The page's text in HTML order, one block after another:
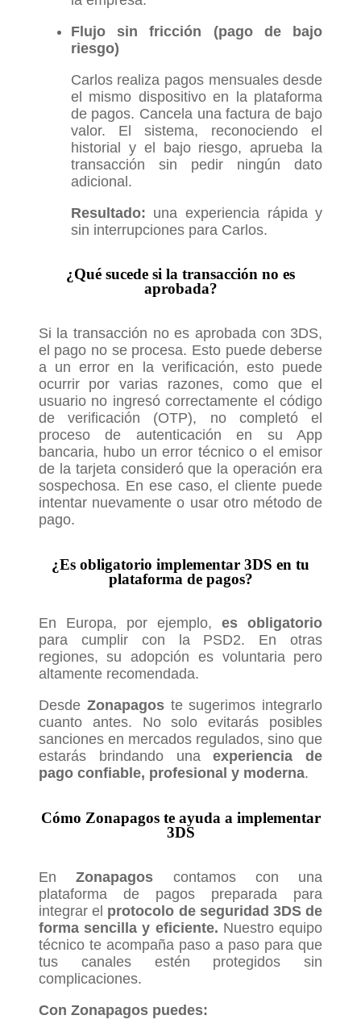
Flujo sin fricción (pago de bajo
riesgo)
Carlos realiza pagos mensuales desde
el mismo dispositivo en la plataforma
de pagos. Cancela una factura de bajo
valor. El sistema, reconociendo el
historial y el bajo riesgo, aprueba la
transacción sin pedir ningún dato
adicional.
Resultado: una experiencia rápida y
sin interrupciones para Carlos.
¿Qué sucede si la transacción no es
aprobada?
Si la transacción no es aprobada con 3DS,
el pago no se procesa. Esto puede deberse
a un error en la verificación, esto puede
ocurrir por varias razones, como que el
usuario no ingresó correctamente el código
de verificación (OTP), no completó el
proceso de autenticación en su App
bancaria, hubo un error técnico o el emisor
de la tarjeta consideró que la operación era
sospechosa. En ese caso, el cliente puede
intentar nuevamente o usar otro método de
pago.
¿Es obligatorio implementar 3DS en tu
plataforma de pagos?
En Europa, por ejemplo,es obligatorio
para cumplir con la PSD2. En otras
regiones, su adopción es voluntaria pero
altamente recomendada.
Desde Zonapagoste sugerimos integrarlo
cuanto antes. No solo evitarás posibles
sanciones en mercados regulados, sino que
estarás brindando unaexperiencia de
pago confiable, profesional y moderna.
Cómo Zonapagos te ayuda a implementar
3DS
En Zonapagos contamos con una
plataforma de pagos preparada para
integrar el protocolo de seguridad3DS de
forma sencilla y eficiente. Nuestro equipo
técnico te acompaña paso a paso para que
tus canales estén protegidos sin
complicaciones.
Con Zonapagos puedes: